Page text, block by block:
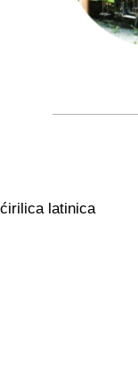
ćirilica latinica